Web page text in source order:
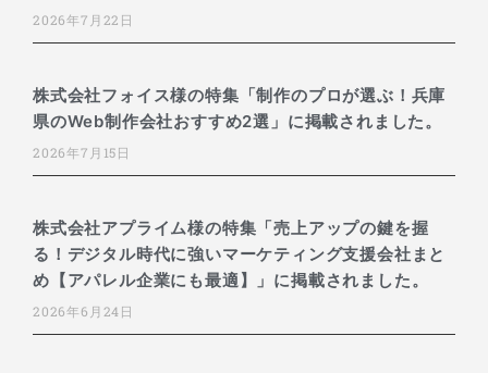
2026年7月22日
株式会社フォイス様の特集「制作のプロが選ぶ！兵庫
県のWeb制作会社おすすめ2選」に掲載されました。
2026年7月15日
株式会社アプライム様の特集「売上アップの鍵を握
る！デジタル時代に強いマーケティング支援会社まと
め【アパレル企業にも最適】」に掲載されました。
2026年6月24日